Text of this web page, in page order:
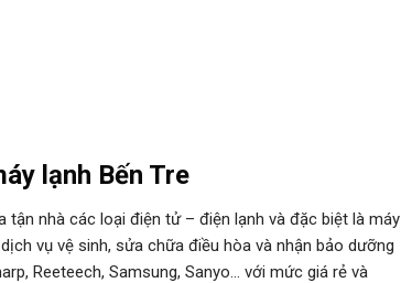
lạnh Bến Tre
tận nhà các loại điện tử – điện lạnh và đặc biệt là máy
vụ vệ sinh, sửa chữa điều hòa và nhận bảo dưỡng
Reeteech, Samsung, Sanyo… với mức giá rẻ và